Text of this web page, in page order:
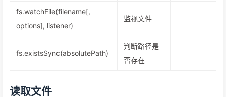
fs.watchFile(filename[,
options], listener)
监视文件
fs.existsSync(absolutePath)
判断路径是
否存在
读取文件